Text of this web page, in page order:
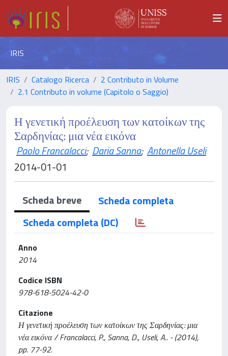
IRIS
IRIS Catalogo Ricerca
2 Contributo in Volume
2.1 Contributo in volume (Capitolo o Saggio)
Η γενετική προέλευση των κατοίκων της
Σαρδηνίας: μια νέα εικόνα
Paolo Francalacci; Daria Sanna; Antonella Useli
2014-01-01
Scheda breve
Scheda completa
Scheda completa (DC)
Anno
2014
Codice ISBN
978-618-5024-42-0
Citazione
Η γενετική προέλευση των κατοίκων της Σαρδηνίας: μια
νέα εικόνα / Francalacci, P., Sanna, D., Useli, A.. - (2014),
pp. 77-92.